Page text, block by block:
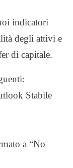
indicatori
degli attivi e
di capitale.
Stabile
a “No